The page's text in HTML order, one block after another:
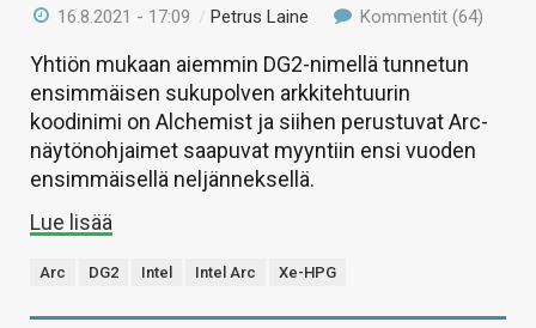
16.8.2021 - 17:09 /Petrus Laine Kommentit (64)
Yhtiön mukaan aiemmin DG2-nimellä tunnetun
ensimmäisen sukupolven arkkitehtuurin
koodinimi on Alchemist ja siihen perustuvat Arc-
näytönohjaimet saapuvat myyntiin ensi vuoden
ensimmäisellä neljänneksellä.
Lue lisää
Arc DG2 Intel Intel Arc Xe-HPG